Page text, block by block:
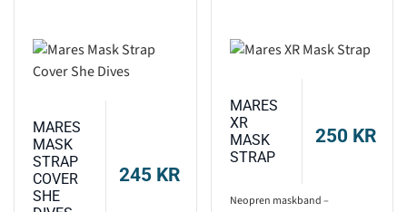
MARES
MASK
STRAP
COVER
SHE
245 KR
MARES
XR
MASK
STRAP
250 KR
Neopren maskband –